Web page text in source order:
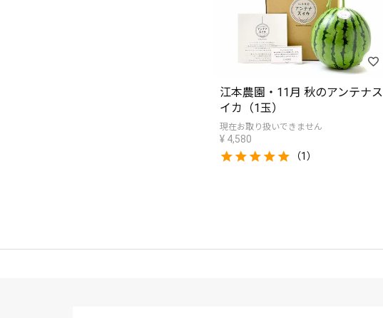
江本農園・11月 秋のアンテナス
イカ（1玉）
現在お取り扱いできません
¥ 4,580
（1）